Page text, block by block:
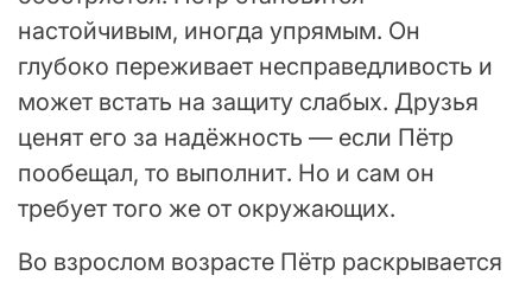
настойчивым, иногда упрямым. Он
глубоко переживает несправедливость и
может встать на защиту слабых. Друзья
ценят его за надёжность — если Пётр
пообещал, то выполнит. Но и сам он
требует того же от окружающих.
Во взрослом возрасте Пётр раскрывается